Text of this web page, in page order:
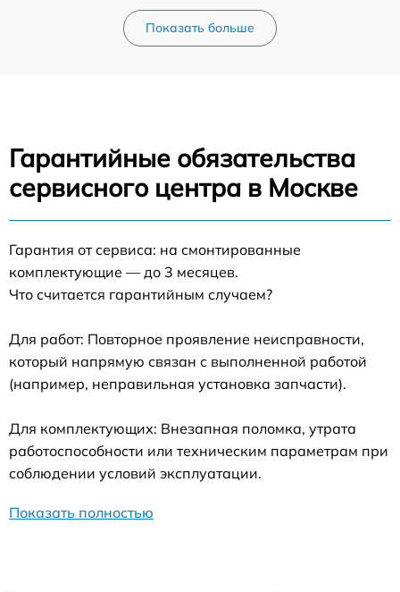
Показать больше
Гарантийные обязательства
сервисного центра в Москве
Гарантия от сервиса: на смонтированные
комплектующие — до 3 месяцев.
Что считается гарантийным случаем?
Для работ: Повторное проявление неисправности,
который напрямую связан с выполненной работой
(например, неправильная установка запчасти).
Для комплектующих: Внезапная поломка, утрата
работоспособности или техническим параметрам при
соблюдении условий эксплуатации.
Показать полностью